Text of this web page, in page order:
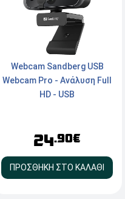
Webcam Sandberg USB
Webcam Pro - Ανάλυση Full
HD - USB
24.90€
ΠΡΟΣΘΗΚΗ ΣΤΟ ΚΑΛΑΘΙ